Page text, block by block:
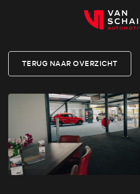
TERUG NAAR OVERZICHT